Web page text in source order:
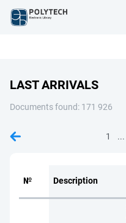
LAST ARRIVALS
Documents found: 171 926
1 ...
№ Description